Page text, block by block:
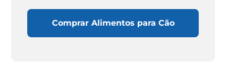
Comprar Alimentos para Cão